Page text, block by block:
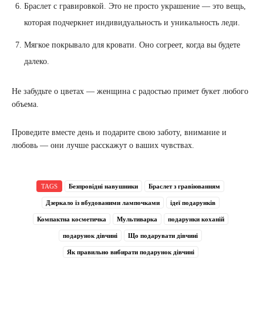
Браслет с гравировкой. Это не просто украшение — это вещь,
которая подчеркнет индивидуальность и уникальность леди.
Мягкое покрывало для кровати. Оно согреет, когда вы будете
далеко.
Не забудьте о цветах — женщина с радостью примет букет любого
объема.
Проведите вместе день и подарите свою заботу, внимание и
любовь — они лучше расскажут о ваших чувствах.
TAGS Безпровідні навушники Браслет з гравіюванням
Дзеркало із вбудованими лампочками ідеї подарунків
Компактна косметичка Мультиварка подарунки коханій
подарунок дівчині Що подарувати дівчині
Як правильно вибирати подарунок дівчині